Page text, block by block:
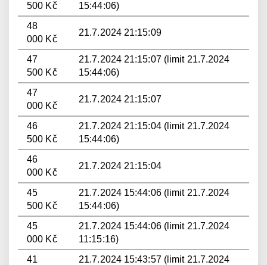
500 Kč
15:44:06)
48
000 Kč
21.7.2024 21:15:09
47
500 Kč
21.7.2024 21:15:07 (limit 21.7.2024
15:44:06)
47
000 Kč
21.7.2024 21:15:07
46
500 Kč
21.7.2024 21:15:04 (limit 21.7.2024
15:44:06)
46
000 Kč
21.7.2024 21:15:04
45
500 Kč
21.7.2024 15:44:06 (limit 21.7.2024
15:44:06)
45
000 Kč
21.7.2024 15:44:06 (limit 21.7.2024
11:15:16)
41
21.7.2024 15:43:57 (limit 21.7.2024